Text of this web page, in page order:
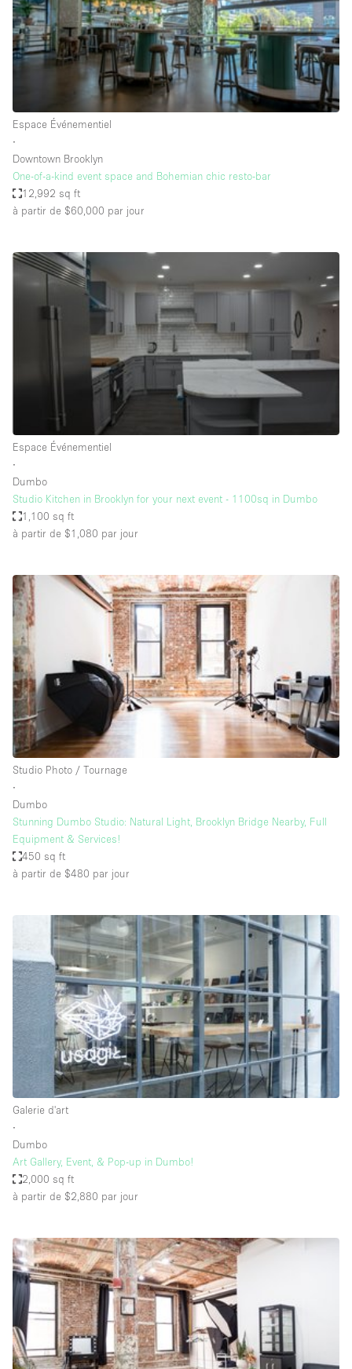
Camion / Fourgon
Commerce
Container
Entrepôt / Espace Stockage / Box
Espace Atypique / Unique
Espace Publicitaire
Espace Événementiel
Kiosque / Stand / Corner
Lobby / Accueil
Maison / Villa / Hôtel Particulier
Restaurant / Bar / Café
Salle de Conférence
Salle de Réunion
Salon Beauté / Coiffure
Studio Photo / Tournage
Caractéristiques de l'espace
Accès aux handicapés
Air conditionné
Animals Friendly
Ascenseur
Bar
Comptoir
Concierge
De plain-pied
Entrée Large
Espace Avec Vue
Espace Brut
Espace Epuré / Minimaliste
Exposition Véhicules
Internet
Jardin
Lumière du Jour
Mobilier
Plusieurs Pièces
Portants
Presentoir Vitrine
Rooftop / Terrasse
Réserve
Espace Événementiel
∙
Downtown Brooklyn
One-of-a-kind event space and Bohemian chic resto-bar
12,992 sq ft
à partir de $60,000 par jour
Espace Événementiel
∙
Dumbo
Studio Kitchen in Brooklyn for your next event - 1100sq in Dumbo
1,100 sq ft
à partir de $1,080 par jour
Studio Photo / Tournage
∙
Dumbo
Stunning Dumbo Studio: Natural Light, Brooklyn Bridge Nearby, Full
Equipment & Services!
450 sq ft
à partir de $480 par jour
Galerie d'art
∙
Dumbo
Art Gallery, Event, & Pop-up in Dumbo!
2,000 sq ft
à partir de $2,880 par jour